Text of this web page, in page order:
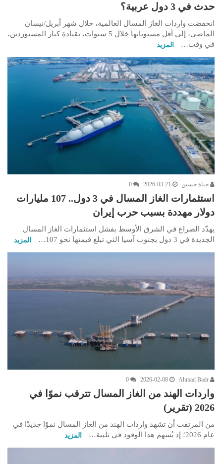
حدث في 3 دول عربية؟
انخفضت واردات الغاز المسال العالمية، خلال شهر أبريل/نيسان
الماضي، إلى أقل مستوياتها خلال 5 سنوات، بقيادة كبار المستوردين،
في وقت…
المزيد
حياة حسين 2026-03-21
0
استثمارات الغاز المسال في 3 دول.. 107 مليارات
دولار مهددة بسبب حرب إيران
يهدّد الصراع في الشرق الأوسط بفشل استثمارات الغاز المسال
الجديدة في 3 دول بجنوب آسيا التي تبلغ قيمتها نحو 107…
المزيد
2026-02-08
0
واردات الهند من الغاز المسال تترقب نموًا في
2026 (تقرير)
من المرتقب أن تشهد واردات الهند من الغاز المسال نموًا جديدًا في
عام 2026؛ إذ يُسهم هذا الوقود في تلبية…
المزيد